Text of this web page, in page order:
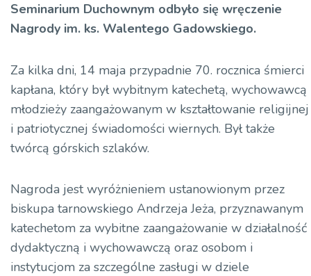
Seminarium Duchownym odbyło się wręczenie
Nagrody im. ks. Walentego Gadowskiego.
Za kilka dni, 14 maja przypadnie 70. rocznica śmierci
kapłana, który był wybitnym katechetą, wychowawcą
młodzieży zaangażowanym w kształtowanie religijnej
i patriotycznej świadomości wiernych. Był także
twórcą górskich szlaków.
Nagroda jest wyróżnieniem ustanowionym przez
biskupa tarnowskiego Andrzeja Jeża, przyznawanym
katechetom za wybitne zaangażowanie w działalność
dydaktyczną i wychowawczą oraz osobom i
instytucjom za szczególne zasługi w dziele